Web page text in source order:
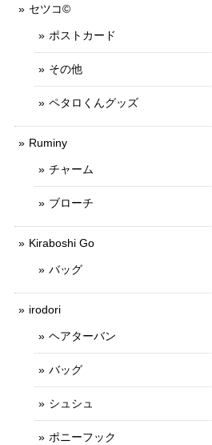
セツコ©
ポストカード
その他
ペタロくんグッズ
Ruminy
チャーム
ブローチ
Kiraboshi Go
バッグ
irodori
ヘアターバン
バッグ
シュシュ
ポニーフック